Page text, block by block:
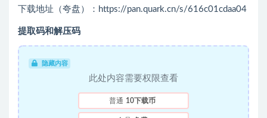
下载地址（夸盘）：https://pan.quark.cn/s/616c01cdaa04
提取码和解压码
隐藏内容
此处内容需要权限查看
普通 10下载币